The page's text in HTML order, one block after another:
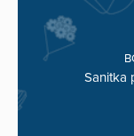
Sanitka